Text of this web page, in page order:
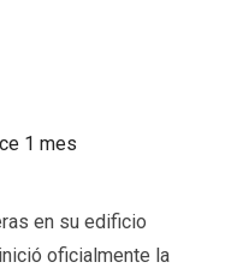
1 mes
en su edificio
oficialmente la